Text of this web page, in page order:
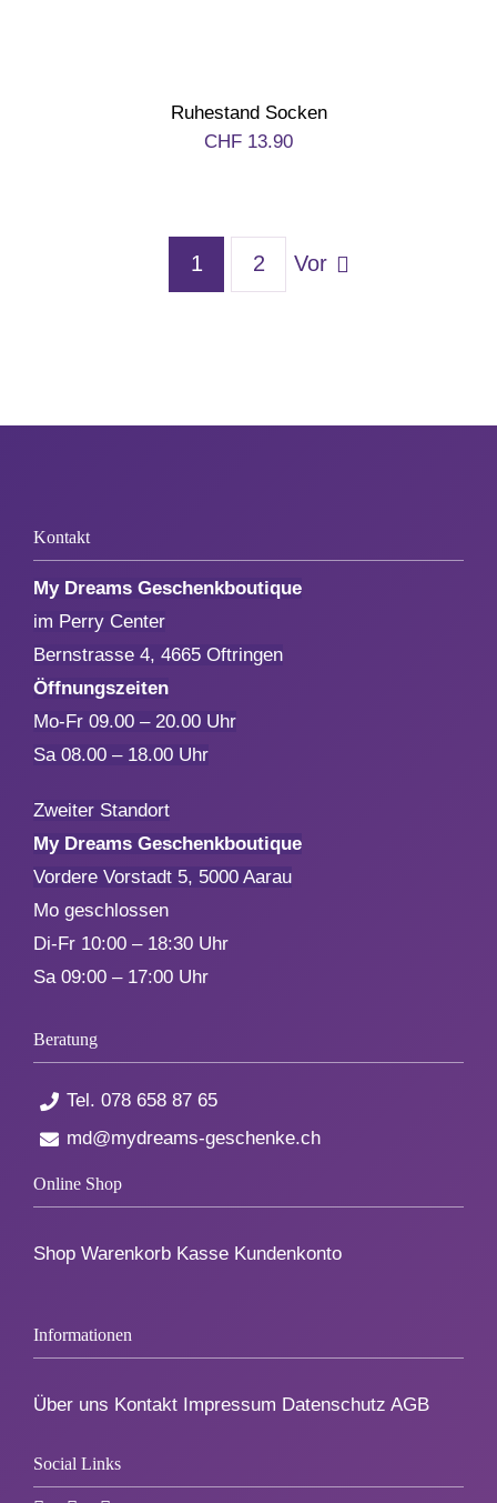
Ruhestand Socken
CHF 13.90
1 2 Vor
Kontakt
My Dreams Geschenkboutique
im Perry Center
Bernstrasse 4, 4665 Oftringen
Öffnungszeiten
Mo-Fr 09.00 – 20.00 Uhr
Sa 08.00 – 18.00 Uhr
Zweiter Standort
My Dreams Geschenkboutique
Vordere Vorstadt 5, 5000 Aarau
Mo geschlossen
Di-Fr 10:00 – 18:30 Uhr
Sa 09:00 – 17:00 Uhr
Beratung
Tel. 078 658 87 65
md@mydreams-geschenke.ch
Online Shop
Shop Warenkorb Kasse Kundenkonto
Informationen
Über uns Kontakt Impressum Datenschutz AGB
Social Links